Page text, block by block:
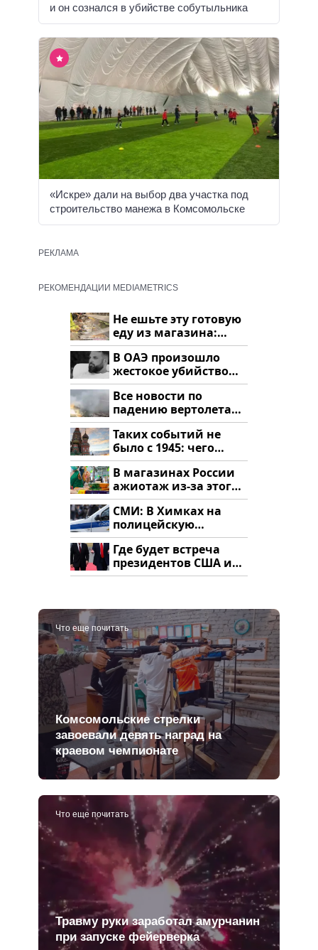
и он сознался в убийстве собутыльника
«Искре» дали на выбор два участка под
строительство манежа в Комсомольске
РЕКЛАМА
РЕКОМЕНДАЦИИ MEDIAMETRICS
Не ешьте эту готовую
еду из магазина:
список
В ОАЭ произошло
жестокое убийство
криптомиллионера
Все новости по
падению вертолета
на Кавказе: читать
здесь
Таких событий не
было с 1945: чего
ждать всем нам?
В магазинах России
ажиотаж из-за этого
продукта: что купить?
СМИ: В Химках на
полицейскую
машину напали и
подожгли.
Где будет встреча
президентов США и
России: Европа?
Что еще почитать
Комсомольские стрелки
завоевали девять наград на
краевом чемпионате
Что еще почитать
Травму руки заработал амурчанин
при запуске фейерверка